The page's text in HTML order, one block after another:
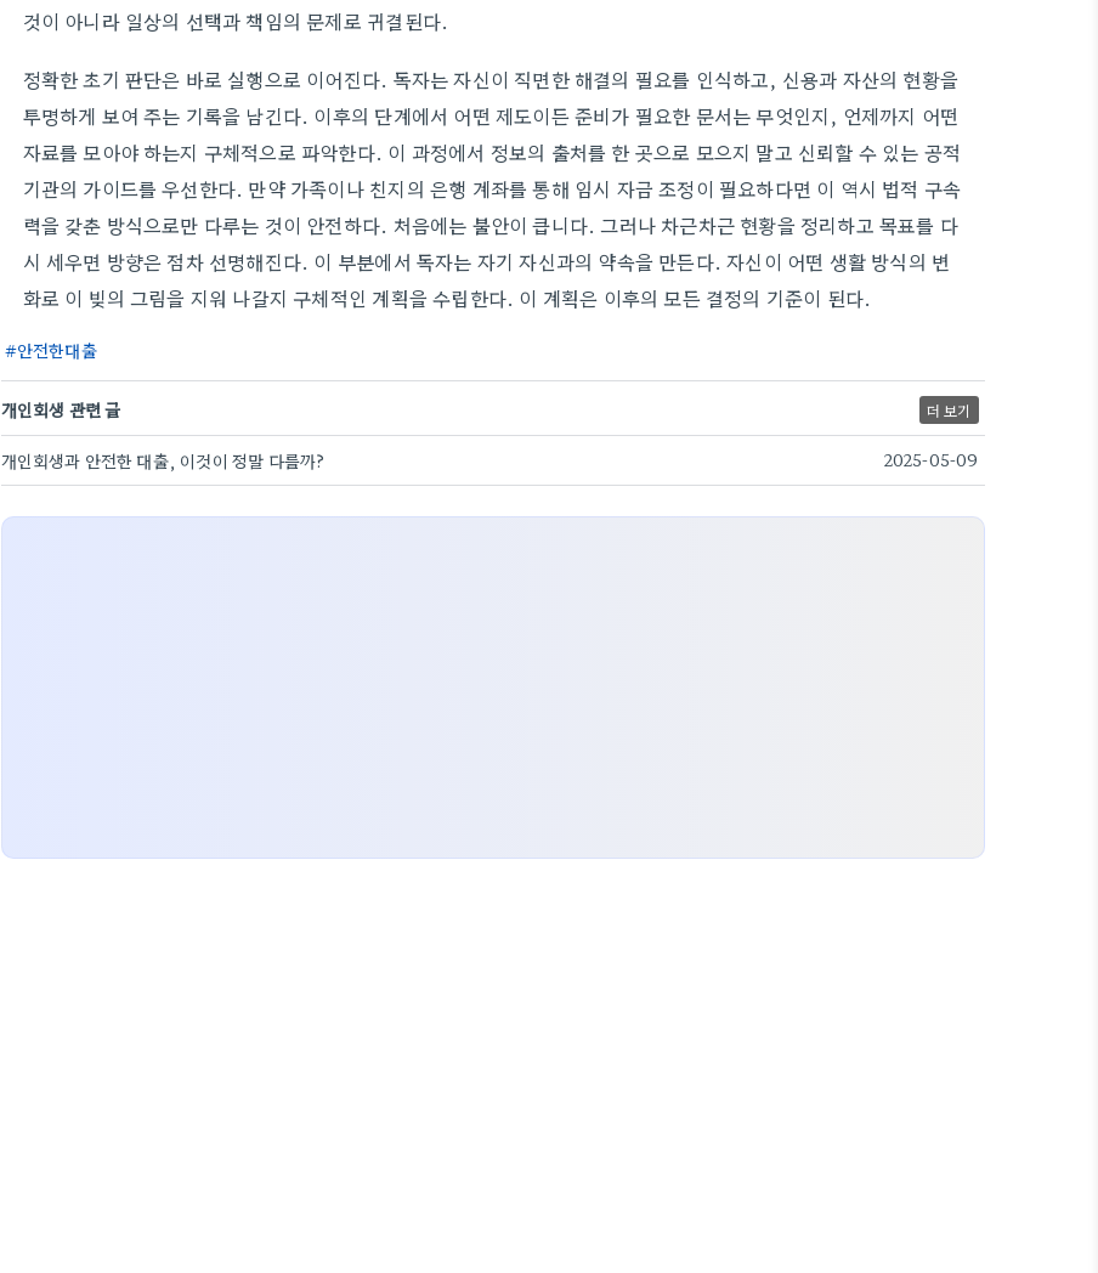
것이 아니라 일상의 선택과 책임의 문제로 귀결된다.
정확한 초기 판단은 바로 실행으로 이어진다. 독자는 자신이 직면한 해결의 필요를 인식하고, 신용과 자산의 현황을
투명하게 보여 주는 기록을 남긴다. 이후의 단계에서 어떤 제도이든 준비가 필요한 문서는 무엇인지, 언제까지 어떤
자료를 모아야 하는지 구체적으로 파악한다. 이 과정에서 정보의 출처를 한 곳으로 모으지 말고 신뢰할 수 있는 공적
기관의 가이드를 우선한다. 만약 가족이나 친지의 은행 계좌를 통해 임시 자금 조정이 필요하다면 이 역시 법적 구속
력을 갖춘 방식으로만 다루는 것이 안전하다. 처음에는 불안이 큽니다. 그러나 차근차근 현황을 정리하고 목표를 다
시 세우면 방향은 점차 선명해진다. 이 부분에서 독자는 자기 자신과의 약속을 만든다. 자신이 어떤 생활 방식의 변
화로 이 빚의 그림을 지워 나갈지 구체적인 계획을 수립한다. 이 계획은 이후의 모든 결정의 기준이 된다.
안전한대출
개인회생 관련 글 더 보기
개인회생과 안전한 대출, 이것이 정말 다를까? 2025-05-09